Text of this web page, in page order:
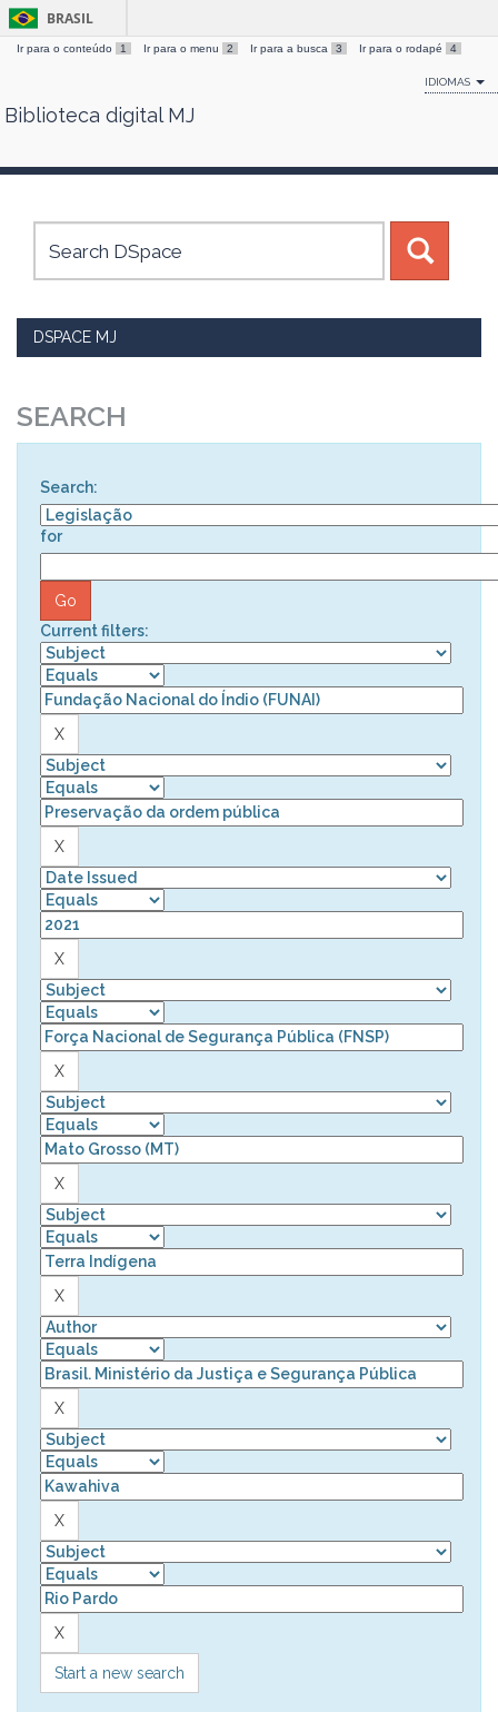
Skip
BRASIL
Ir para o conteúdo 1 Ir para o menu 2 Ir para a busca 3 Ir para o rodapé 4
IDIOMAS
Biblioteca digital MJ
DSPACE MJ
SEARCH
Search:
for
Current filters:
Start a new search